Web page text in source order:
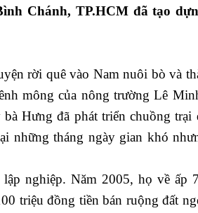
Chánh, TP.HCM đã tạo
rời quê vào Nam nuôi bò và
mông của nông trường Lê
Hưng đã phát triển chuồng trại
những tháng ngày gian khó
nghiệp. Năm 2005, họ về ấp
triệu đồng tiền bán ruộng đất